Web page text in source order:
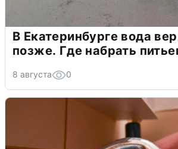
В Екатеринбурге вода
позже. Где набрать
8 августа 0